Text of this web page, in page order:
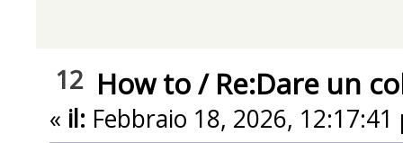
12 How to/ Re:Dare un
« il: Febbraio 18, 2026, 12:17:41